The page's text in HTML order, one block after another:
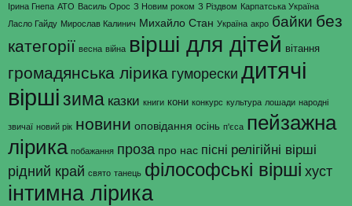
Ірина Гнепа АТО Василь Орос З Новим роком З Різдвом Карпатська Україна
Ласло Гайду Мирослав Калинич Михайло Стан Україна акро байки без
категорії весна війна вірші для дітей вітання
громадянська лірика гуморески дитячі
віршізима казки книги кони конкурс культура лошади народні
звичаї новий рік новини оповідання осінь п'єса пейзажна
лірика побажання проза про нас пісні релігійні вірші
рідний край свято танець філософські вірші хуст
інтимна лірика